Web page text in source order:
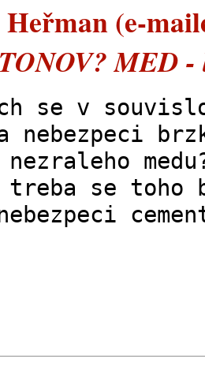
Heřman (e-
MED -
se v
nebezpeci
treba se toho